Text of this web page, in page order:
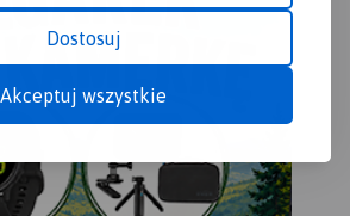
Dostosuj
Akceptuj wszystkie